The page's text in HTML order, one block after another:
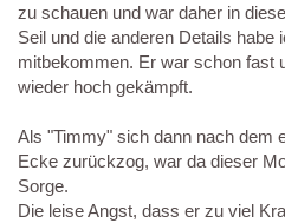
zu schauen und war daher in
Seil und die anderen Details habe
mitbekommen. Er war schon fast
wieder hoch gekämpft.
Als "Timmy" sich dann nach dem
Ecke zurückzog, war da dieser
Sorge.
Die leise Angst, dass er zu viel